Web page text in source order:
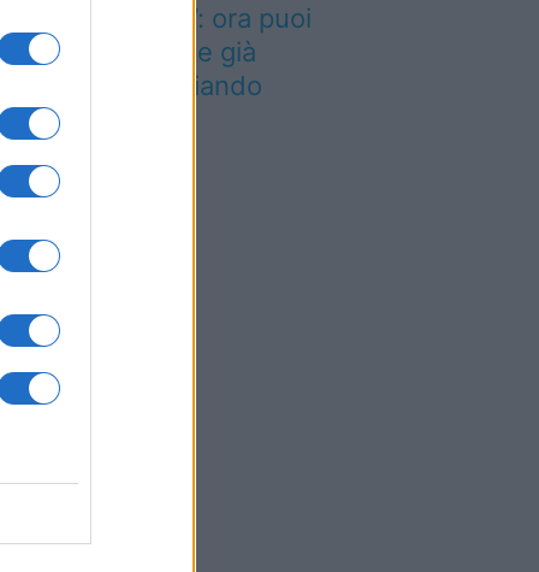
dei viaggi”: ora puoi
vacanze già
risparmiando
di euro